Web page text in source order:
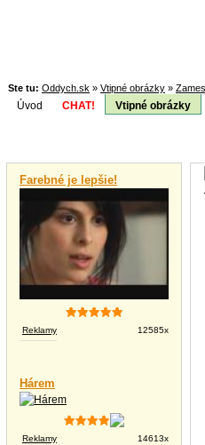
Ste tu: Oddych.sk » Vtipné obrázky »
Úvod CHAT! Vtipné obrázky
Farebné je lepšie!
Reklamy 12585x
Hárem
Reklamy 14613x